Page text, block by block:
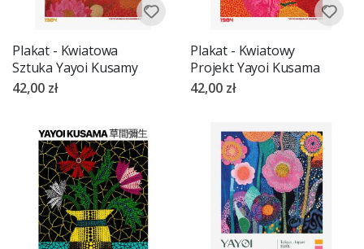
Plakat - Kwiatowa
Sztuka Yayoi Kusamy
42,00 zł
Plakat - Kwiatowy
Projekt Yayoi Kusama
42,00 zł